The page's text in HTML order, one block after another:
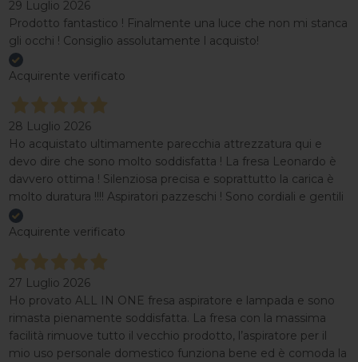
29 Luglio 2026
Prodotto fantastico ! Finalmente una luce che non mi stanca
gli occhi ! Consiglio assolutamente l acquisto!
Acquirente verificato
28 Luglio 2026
Ho acquistato ultimamente parecchia attrezzatura qui e
devo dire che sono molto soddisfatta ! La fresa Leonardo è
davvero ottima ! Silenziosa precisa e soprattutto la carica è
molto duratura !!!! Aspiratori pazzeschi ! Sono cordiali e gentili
Acquirente verificato
27 Luglio 2026
Ho provato ALL IN ONE fresa aspiratore e lampada e sono
rimasta pienamente soddisfatta. La fresa con la massima
facilità rimuove tutto il vecchio prodotto, l’aspiratore per il
mio uso personale domestico funziona bene ed è comoda la